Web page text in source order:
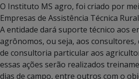
O Instituto MS agro, foi criado por
Empresas de Assistência Técnica
A entidade dará suporte técnico aos
agrônomos, ou seja, aos consultores,
de consultoria particular aos
essas ações serão realizados
dias de campo, entre outros com o